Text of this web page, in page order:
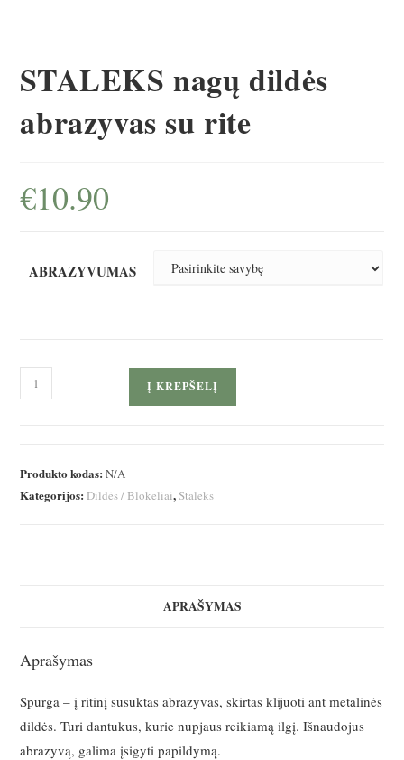
STALEKS nagų dildės
abrazyvas su rite
€10.90
ABRAZYVUMAS
produkto
kiekis:
dildės
abrazyvas
Į KREPŠELĮ
Produkto kodas:N/A
Kategorijos: Dildės / Blokeliai,Staleks
APRAŠYMAS
Aprašymas
Spurga – į ritinį susuktasabrazyvas, skirtas klijuoti ant metalinės
dildės. Turi dantukus, kurie nupjaus reikiamą ilgį. Išnaudojus
abrazyvą, galima įsigyti papildymą.